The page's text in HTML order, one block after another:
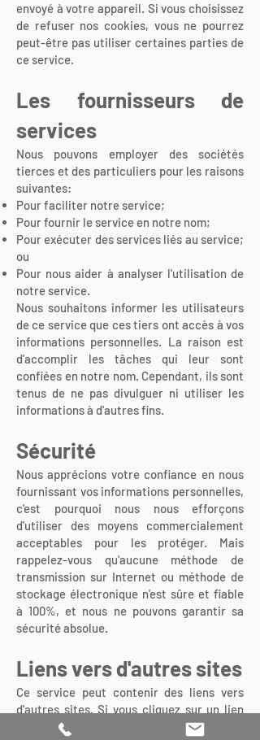
envoyé à votre appareil. Si vous choisissez
de refuser nos cookies, vous ne pourrez
peut-être pas utiliser certaines parties de
ce service.
Les fournisseurs de
services
Nous pouvons employer des sociétés
tierces et des particuliers pour les raisons
suivantes:
Pour faciliter notre service;
Pour fournir le service en notre nom;
Pour exécuter des services liés au service;
ou
Pour nous aider à analyser l'utilisation de
notre service.
Nous souhaitons informer les utilisateurs
de ce service que ces tiers ont accès à vos
informations personnelles. La raison est
d'accomplir les tâches qui leur sont
confiées en notre nom. Cependant, ils sont
tenus de ne pas divulguer ni utiliser les
informations à d'autres fins.
Sécurité
Nous apprécions votre confiance en nous
fournissant vos informations personnelles,
c'est pourquoi nous nous efforçons
d'utiliser des moyens commercialement
acceptables pour les protéger. Mais
rappelez-vous qu'aucune méthode de
transmission sur Internet ou méthode de
stockage électronique n'est sûre et fiable
à 100%, et nous ne pouvons garantir sa
sécurité absolue.
Liens vers d'autres sites
Ce service peut contenir des liens vers
d'autres sites. Si vous cliquez sur un lien
tiers, vous serez dirigé vers ce site. Notez